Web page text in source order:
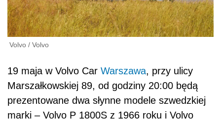
Volvo / Volvo
19 maja w Volvo Car Warszawa, przy ulicy
Marszałkowskiej 89, od godziny 20:00 będą
prezentowane dwa słynne modele szwedzkiej
marki – Volvo P 1800S z 1966 roku i Volvo